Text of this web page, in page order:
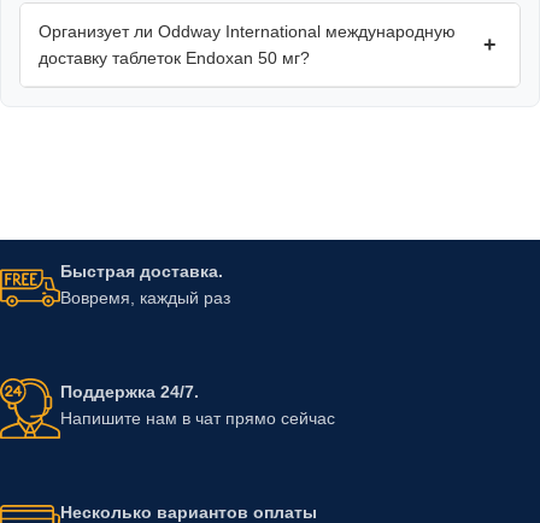
Организует ли Oddway International международную
доставку таблеток Endoxan 50 мг?
+
Быстрая доставка.
Вовремя, каждый раз
Поддержка 24/7.
Напишите нам в чат прямо сейчас
Несколько вариантов оплаты